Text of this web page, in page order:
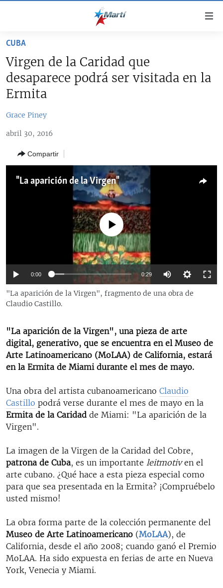
accesibilidad
contenido
principal
navegación
principal
CUBA
CUBA
SOBRE CUBA
ESTADOS UNIDOS
DEPORTES
ARTE Y ENTRETENIMIENTO
AUDIOVISUALES MARTÍ
LA REALIDAD DE LA VIVIENDA EN CUBA
SER VIEJO EN CUBA
LOS SANTOS DE HIALEAH
DESINFORMACIÓN RUSA EN AMÉRICA LATINA
MULTIMEDIA
EDITORIALES
CUBA
Virgen de la Caridad que
desaparece podrá ser visitada en la
Ermita
Grace Piney
abril 30, 2016
Compartir
"La aparición de la Virgen"
No media source currently available
0:00 0:29
"La aparición de la Virgen", fragmento de una obra de
Claudio Castillo.
"La aparición de la Virgen", una pieza de arte
digital, generativo, que se encuentra en el Museo de
Arte Latinoamericano (MoLAA) de California, estará
en la Ermita de Miami durante el mes de mayo.
Una obra del artista cubanoamericano Claudio
Castillo podrá verse durante el mes de mayo en la
Ermita de la Caridad de Miami: "La aparición de la
Virgen".
La imagen de la Virgen de la Caridad del Cobre,
patrona de Cuba, es un importante leitmotiven el
arte cubano. ¿Qué hace a esta pieza especial como
para que sea presentada en la Ermita? ¡Compruébelo
usted mismo!
La obra forma parte de la colección permanente del
Museo de Arte Latinoamericano (MoLAA), de
California, desde el año 2008; cuando ganó el Premio
MoLAA. Ha sido expuesta en ferias de arte en Nueva
York, Venecia y Miami.